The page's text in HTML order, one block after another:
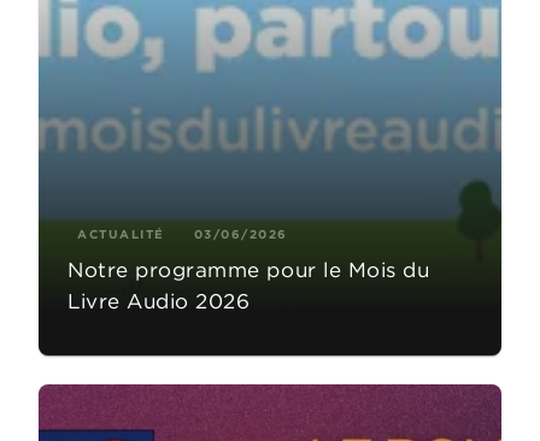
ACTUALITÉ 03/06/2026
Notre programme pour le Mois du
Livre Audio 2026